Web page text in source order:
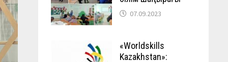
07.09.2023
«Worldskills
Kazakhstan»: